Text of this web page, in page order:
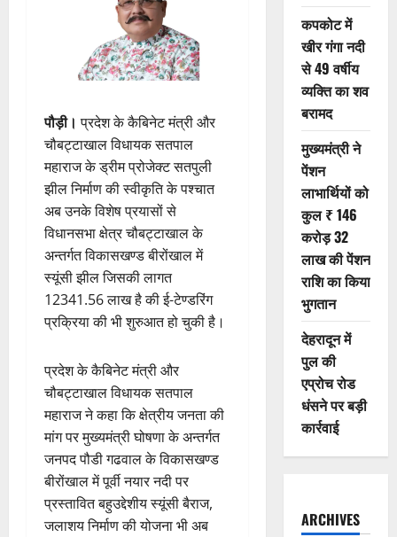
पौड़ी। प्रदेश के कैबिनेट मंत्री और
चौबट्टाखाल विधायक सतपाल
महाराज के ड्रीम प्रोजेक्ट सतपुली
झील निर्माण की स्वीकृति के पश्चात
अब उनके विशेष प्रयासों से
विधानसभा क्षेत्र चौबट्टाखाल के
अन्तर्गत विकासखण्ड बीरोंखाल में
स्यूंसी झील जिसकी लागत
12341.56 लाख है की ई-टेण्डरिंग
प्रक्रिया की भी शुरुआत हो चुकी है।
प्रदेश के कैबिनेट मंत्री और
चौबट्टाखाल विधायक सतपाल
महाराज ने कहा कि क्षेत्रीय जनता की
मांग पर मुख्यमंत्री घोषणा के अन्तर्गत
जनपद पौडी गढवाल के विकासखण्ड
बीरोंखाल में पूर्वी नयार नदी पर
प्रस्तावित बहुउद्देशीय स्यूंसी बैराज,
जलाशय निर्माण की योजना भी अब
कपकोट में
खीर गंगा नदी
से 49 वर्षीय
व्यक्ति का शव
बरामद
मुख्यमंत्री ने
पेंशन
लाभार्थियों को
कुल ₹ 146
करोड़ 32
लाख की पेंशन
राशि का किया
भुगतान
देहरादून में
पुल की
एप्रोच रोड
धंसने पर बड़ी
कार्रवाई
ARCHIVES